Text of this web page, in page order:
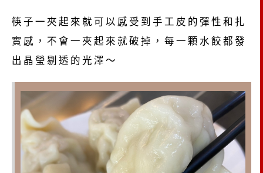
筷子一夾起來就可以感受到手工皮的彈性和扎
實感，不會一夾起來就破掉，每一顆水餃都發
出晶瑩剔透的光澤～